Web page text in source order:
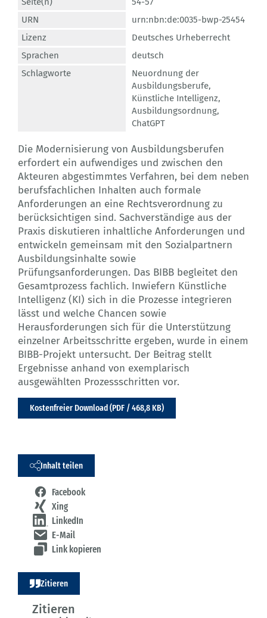
URN
urn:nbn:de:0035-bwp-25454
Lizenz
Deutsches Urheberrecht
Sprachen
deutsch
Schlagworte
Neuordnung der
Ausbildungsberufe,
Künstliche Intelligenz,
Ausbildungsordnung,
ChatGPT
Die Modernisierung von Ausbildungsberufen
erfordert ein aufwendiges und zwischen den
Akteuren abgestimmtes Verfahren, bei dem neben
berufsfachlichen Inhalten auch formale
Anforderungen an eine Rechtsverordnung zu
berücksichtigen sind. Sachverständige aus der
Praxis diskutieren inhaltliche Anforderungen und
entwickeln gemeinsam mit den Sozialpartnern
Ausbildungsinhalte sowie
Prüfungsanforderungen. Das BIBB begleitet den
Gesamtprozess fachlich. Inwiefern Künstliche
Intelligenz (KI) sich in die Prozesse integrieren
lässt und welche Chancen sowie
Herausforderungen sich für die Unterstützung
einzelner Arbeitsschritte ergeben, wurde in einem
BIBB-Projekt untersucht. Der Beitrag stellt
Ergebnisse anhand von exemplarisch
ausgewählten Prozessschritten vor.
Kostenfreier Download (PDF / 468,8 KB)
Inhalt teilen
Facebook
Xing
LinkedIn
E-Mail
Link kopieren
Zitieren
Zitieren